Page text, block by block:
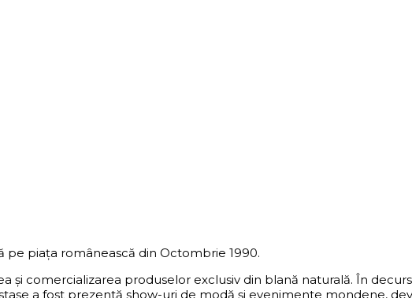
piața românească din Octombrie 1990.
și comercializarea produselor exclusiv din blană naturală. În
a fost prezentă show-uri de modă și evenimente mondene,